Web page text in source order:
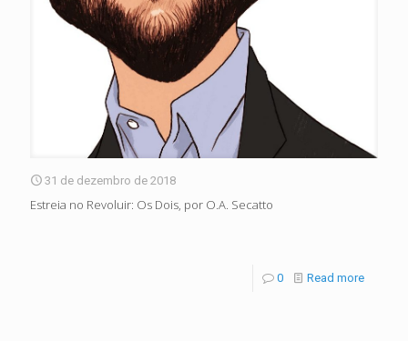
31 de dezembro de 2018
Estreia no Revoluir: Os Dois, por O.A. Secatto
0 Read more